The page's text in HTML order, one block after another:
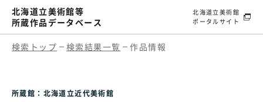
北海道立美術館等
所蔵作品データベース
北海道立美術館
ポータルサイト
検索トップ 検索結果一覧 作品情報
所蔵館：北海道立近代美術館